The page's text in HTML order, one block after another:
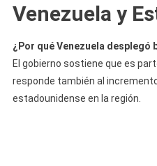
Venezuela y
¿Por qué Venezuela desplegó
El gobierno sostiene que es
responde también al
estadounidense en la región.